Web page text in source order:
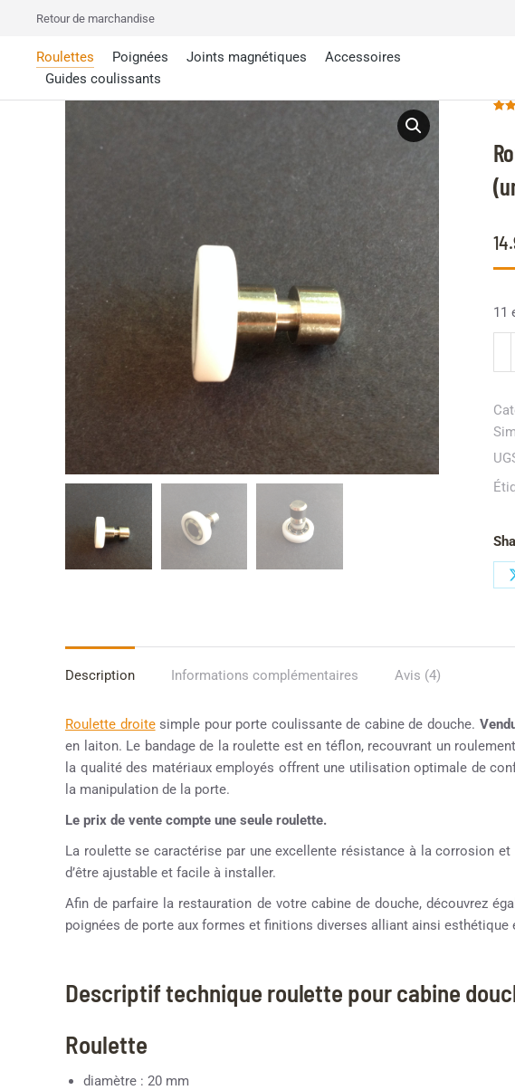
Retour de marchandise
Roulettes Poignées Joints magnétiques
Accessoires
Guides coulissants
11
Description Informations complémentaires Avis (4)
Roulette droitesimple pour porte coulissante de cabine de douche.
en laiton. Le bandage de la roulette est en téflon, recouvrant un
la qualité des matériaux employés offrent une utilisation optimale de
la manipulation de la porte.
Le prix de vente compte une seule roulette.
La roulette se caractérise par une excellente résistance à la corrosion
d’être ajustable et facile à installer.
Afin de parfaire la restauration de votre cabine de douche, découvrez
poignées de porte aux formes et finitions diverses alliant ainsi esthétique
Descriptif technique roulette pour cabine
Roulette
diamètre : 20 mm